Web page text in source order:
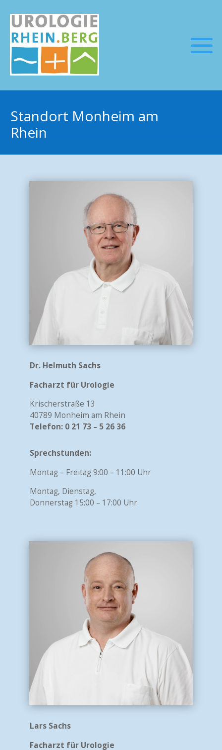
Standort Monheim am
Rhein
Dr. Helmuth Sachs
Facharzt für Urologie
Krischerstraße 13
40789 Monheim am Rhein
Telefon: 0 21 73 – 5 26 36
Sprechstunden:
Montag – Freitag 9:00 – 11:00 Uhr
Montag, Dienstag,
Donnerstag 15:00 – 17:00 Uhr
Lars Sachs
Facharzt für Urologie